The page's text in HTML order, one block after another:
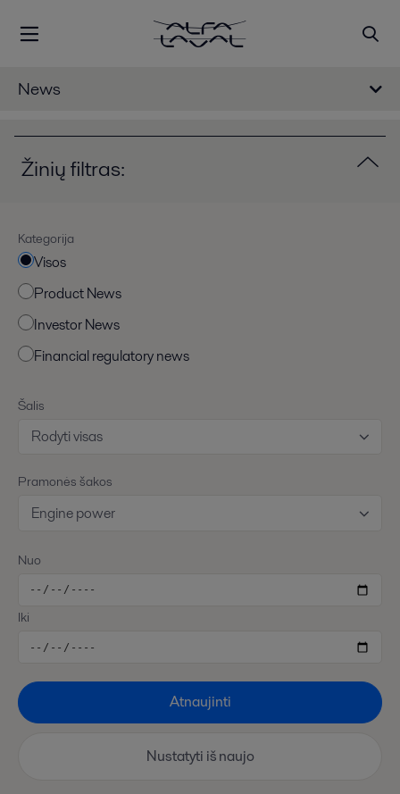
News
Žinių filtras:
Kategorija
Visos
Product News
Investor News
Financial regulatory news
Šalis
Rodyti visas
Pramonės šakos
Engine power
Nuo
Iki
Atnaujinti
Nustatyti iš naujo